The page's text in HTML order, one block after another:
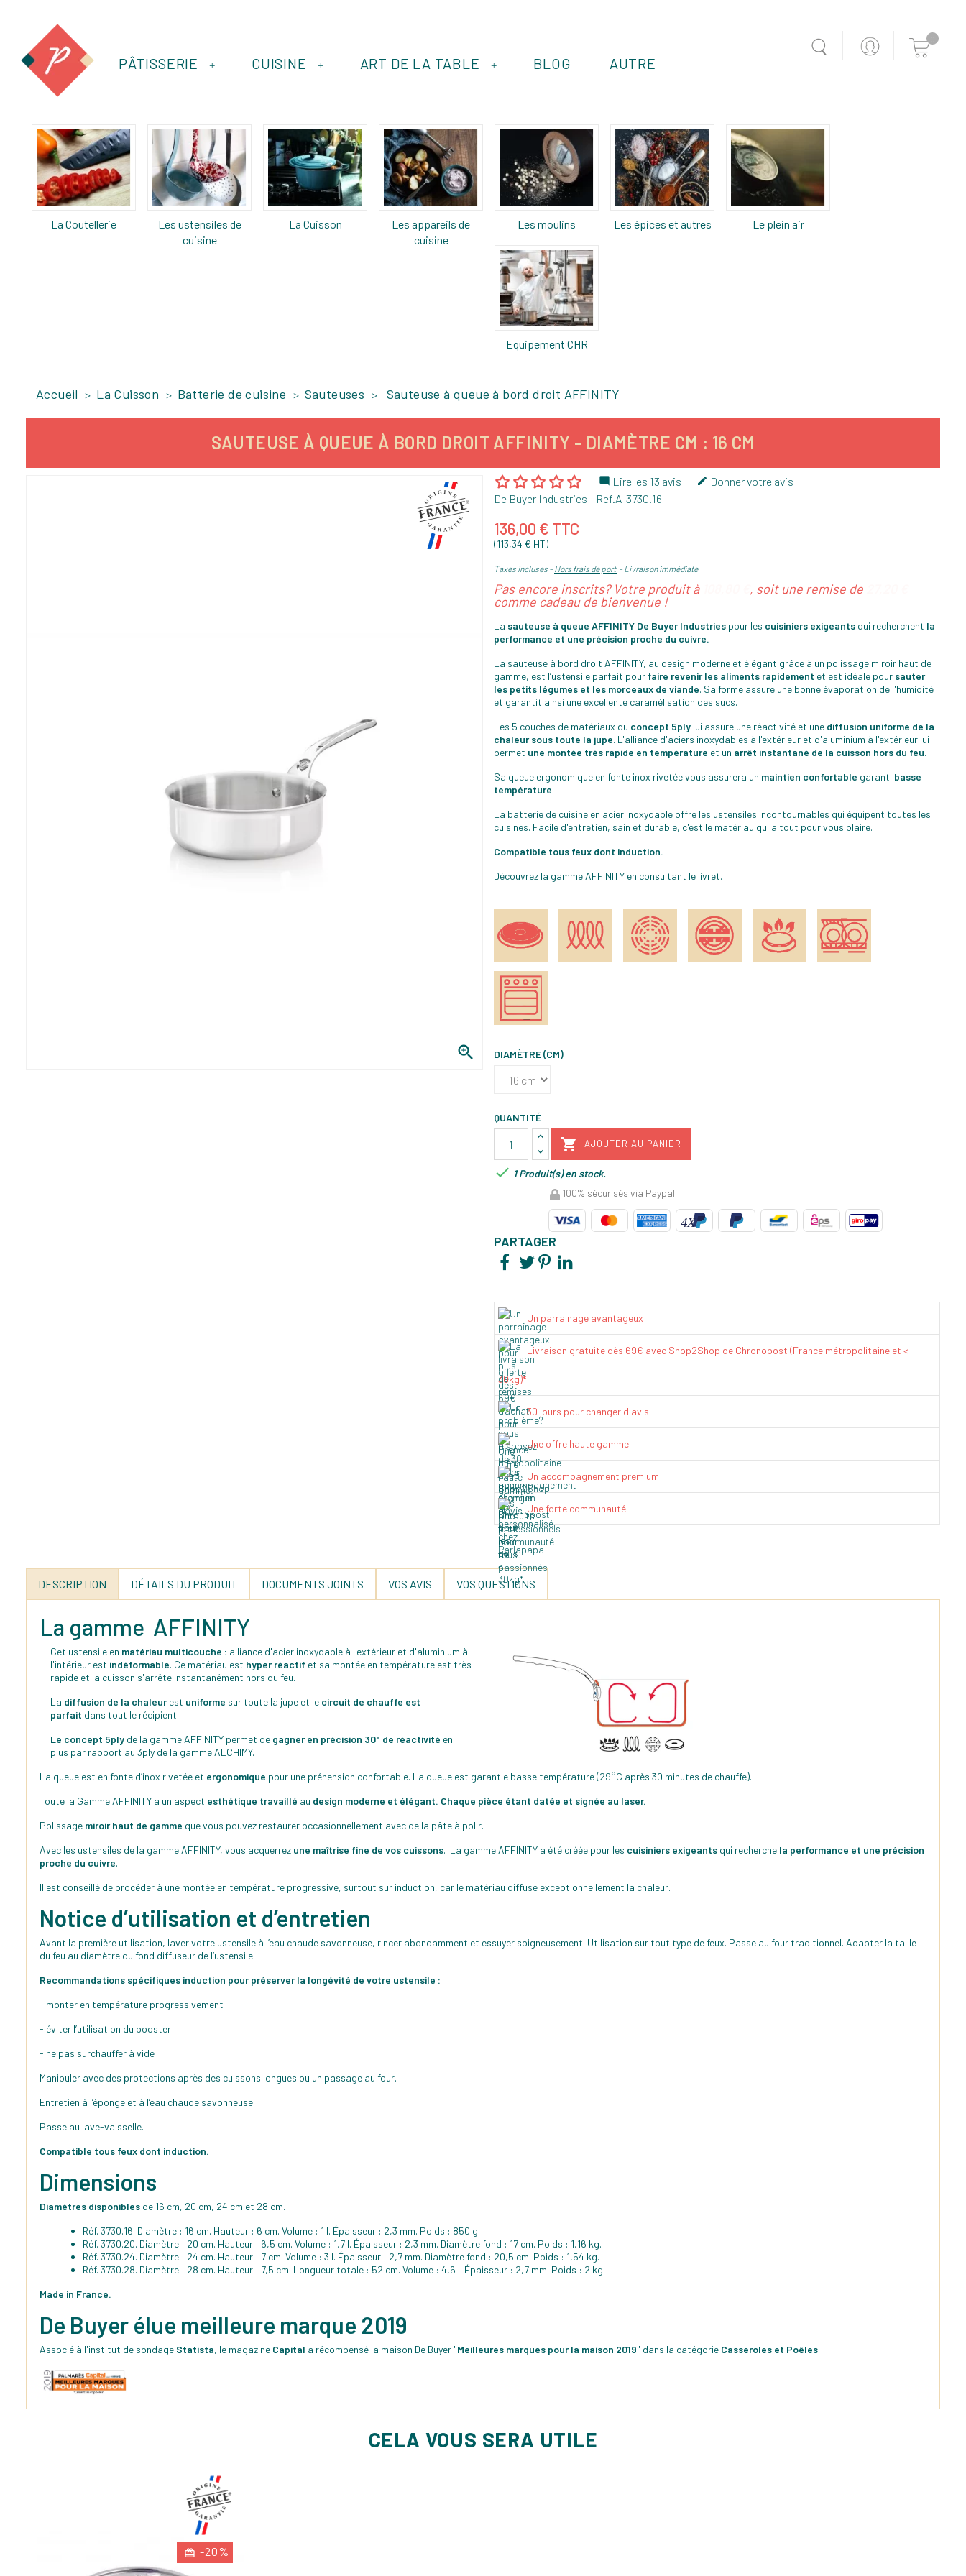
0
+
PÂTISSERIE +
CUISINE +
ART DE LA TABLE BLOG AUTRE
La Coutellerie
Les ustensiles de
cuisine
La Cuisson
Les appareils de
cuisine
Les moulins Les épices et autres Le plein air
Equipement CHR
Accueil La Cuisson Batterie de cuisine Sauteuses Sauteuse à queue à bord droit AFFINITY
SAUTEUSE À QUEUE À BORD DROIT AFFINITY - DIAMÈTRE CM : 16 CM

 Lire les 13 avis  Donner votre avis
De Buyer Industries - Ref.A-3730.16
136,00 € TTC
(113,34 € HT)
Taxes incluses Hors frais de port Livraison immédiate
Pas encore inscrits? Votre produit à , soit une remise de
comme cadeau de bienvenue !
La sauteuse à queue AFFINITY De Buyer Industries pour les cuisiniers exigeants qui recherchent la
performance et une précision proche du cuivre.
La sauteuse à bord droit AFFINITY, au design moderne et élégant grâce à un polissage miroir haut de
gamme, est l’ustensile parfait pour faire revenir les aliments rapidement et est idéale pour sauter
les petits légumes et les morceaux de viande. Sa forme assure une bonne évaporation de l'humidité
et garantit ainsi une excellente caramélisation des sucs.
Les 5 couches de matériaux du concept 5ply lui assure une réactivité et une diffusion uniforme de la
chaleur sous toute la jupe. L'alliance d'aciers inoxydables à l'extérieur et d'aluminium à l'extérieur lui
permet une montée très rapide en température et un arrêt instantané de la cuisson hors du feu.
Sa queue ergonomique en fonte inox rivetée vous assurera un maintien confortable garanti basse
température.
La batterie de cuisine en acier inoxydable offre les ustensiles incontournables qui équipent toutes les
cuisines. Facile d'entretien, sain et durable, c'est le matériau qui a tout pour vous plaire.
Compatible tous feux dont induction.
Découvrez la gamme AFFINITY en consultant le livret.
DIAMÈTRE (CM)
QUANTITÉ
 AJOUTER AU PANIER
 1 Produit(s) en stock.
100% sécurisés via Paypal
PARTAGER
Un parrainage avantageux
Livraison gratuite dès 69€ avec Shop2Shop de Chronopost (France métropolitaine et <
30kg)*
30 jours pour changer d'avis
Une offre haute gamme
Un accompagnement premium
Une forte communauté
DESCRIPTION DÉTAILS DU PRODUIT DOCUMENTS JOINTS VOS AVIS VOS QUESTIONS
La gamme AFFINITY
Cet ustensile en matériau multicouche : alliance d'acier inoxydable à l'extérieur et d'aluminium à
l'intérieur est indéformable. Ce matériau est hyper réactif et sa montée en température est très
rapide et la cuisson s'arrête instantanément hors du feu.
La diffusion de la chaleurest uniforme sur toute la jupe et le circuit de chauffe est
parfait dans tout le récipient.
Le concept 5ply de la gamme AFFINITY permet de gagner en précision 30" de réactivité en
plus par rapport au 3ply de la gamme ALCHIMY.
La queue est en fonte d’inox rivetée et ergonomique pour une préhension confortable. La queue est garantie basse température (29°C après 30 minutes de chauffe).
Toute la Gamme AFFINITY a un aspect esthétique travaillé au design moderne et élégant. Chaque pièce étant datée et signée au laser.
Polissage miroir haut de gamme que vous pouvez restaurer occasionnellement avec de la pâte à polir.
Avec les ustensiles de la gamme AFFINITY, vous acquerrez une maîtrise fine de vos cuissons. La gamme AFFINITY a été créée pour les cuisiniers exigeants qui recherche la performance et une précision
proche du cuivre.
Il est conseillé de procéder à une montée en température progressive, surtout sur induction, car le matériau diffuse exceptionnellement la chaleur.
Notice d’utilisation et d’entretien
Avant la première utilisation, laver votre ustensile à l’eau chaude savonneuse, rincer abondamment et essuyer soigneusement. Utilisation sur tout type de feux. Passe au four traditionnel. Adapter la taille
du feu au diamètre du fond diffuseur de l’ustensile.
Recommandations spécifiques induction pour préserver la longévité de votre ustensile :
- monter en température progressivement
- éviter l’utilisation du booster
- ne pas surchauffer à vide
Manipuler avec des protections après des cuissons longues ou un passage au four.
Entretien à l’éponge et à l’eau chaude savonneuse.
Passe au lave-vaisselle.
Compatible tous feux dont induction.
Dimensions
Diamètres disponibles de 16 cm, 20 cm, 24 cm et 28 cm.
Réf. 3730.16. Diamètre : 16 cm. Hauteur : 6 cm. Volume : 1 l. Épaisseur : 2,3 mm. Poids : 850 g.
Réf. 3730.20. Diamètre : 20 cm. Hauteur : 6,5 cm. Volume : 1,7 l. Épaisseur : 2,3 mm. Diamètre fond : 17 cm. Poids : 1,16 kg.
Réf. 3730.24. Diamètre : 24 cm. Hauteur : 7 cm. Volume : 3 l. Épaisseur : 2,7 mm. Diamètre fond : 20,5 cm. Poids : 1,54 kg.
Réf. 3730.28. Diamètre : 28 cm. Hauteur : 7,5 cm. Longueur totale : 52 cm. Volume : 4,6 l. Épaisseur : 2,7 mm. Poids : 2 kg.
Made in France.
De Buyer élue meilleure marque 2019
Associé à l'institut de sondage Statista, le magazine Capital a récompensé la maison De Buyer "Meilleures marques pour la maison 2019" dans la catégorie Casseroles et Poêles.
CELA VOUS SERA UTILE
-20%